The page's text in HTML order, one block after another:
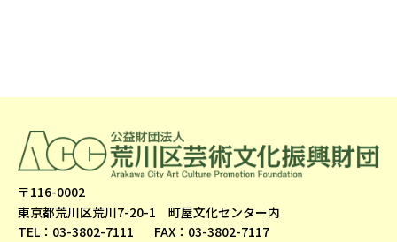
〒116-0002
東京都荒川区荒川7-20-1 町屋文化センター内
TEL：03-3802-7111
FAX：03-3802-7117